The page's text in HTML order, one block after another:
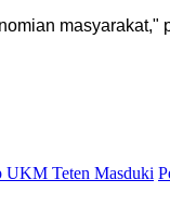
masyarakat,"
UKM Teten Masduki